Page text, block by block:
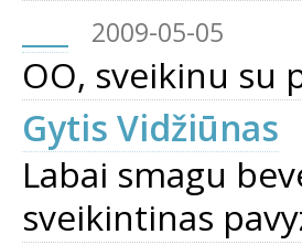
2009-05-05
OO, sveikinu su
Gytis Vidžiūnas
Labai smagu
sveikintinas